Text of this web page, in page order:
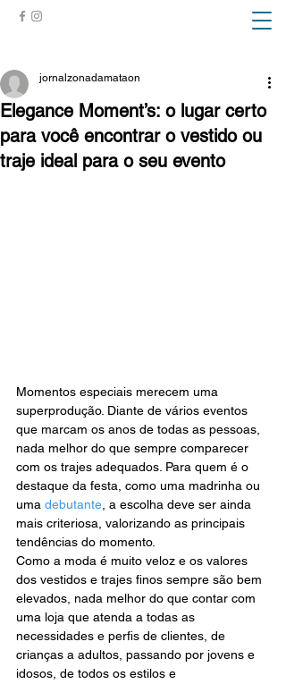
Elegance Moment’s: o lugar certo
para você encontrar o vestido ou
traje ideal para o seu evento
jornalzonadamataon
Momentos especiais merecem uma
superprodução. Diante de vários eventos
que marcam os anos de todas as pessoas,
nada melhor do que sempre comparecer
com os trajes adequados. Para quem é o
destaque da festa, como uma madrinha ou
uma debutante , a escolha deve ser ainda
mais criteriosa, valorizando as principais
tendências do momento.
Como a moda é muito veloz e os valores
dos vestidos e trajes finos sempre são bem
elevados, nada melhor do que contar com
uma loja que atenda a todas as
necessidades e perfis de clientes, de
crianças a adultos, passando por jovens e
idosos, de todos os estilos e